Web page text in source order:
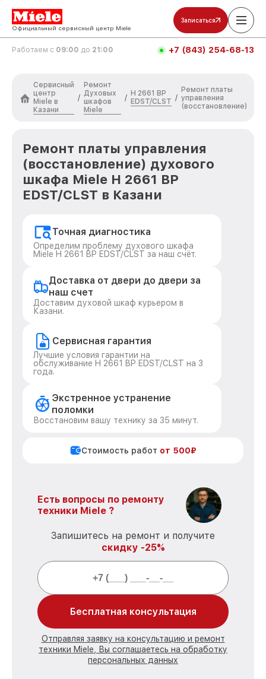
Официальный сервисный центр Miele
Записаться
Работаем с 09:00 до 21:00 +7 (843) 254-68-13
Сервисный
центр
Miele в
Казани
/
Ремонт
Духовых
шкафов
Miele
/
H 2661 BP
EDST/CLST /
Ремонт платы
управления
(восстановление)
Ремонт платы управления
(восстановление) духового
шкафа Miele H 2661 BP
EDST/CLST в Казани
Точная диагностика
Определим проблему духового шкафа
Miele H 2661 BP EDST/CLST за наш счёт.
Доставка от двери до двери за
наш счет
Доставим духовой шкаф курьером в
Казани.
Сервисная гарантия
Лучшие условия гарантии на
обслуживание H 2661 BP EDST/CLST на 3
года.
Экстренное устранение
поломки
Восстановим вашу технику за 35 минут.
Стоимость работ от 500₽
Есть вопросы по ремонту
техники Miele ?
Запишитесь на ремонт и получите
скидку -25%
Бесплатная консультация
Отправляя заявку на консультацию и ремонт
техники Miele, Вы соглашаетесь на обработку
персональных данных